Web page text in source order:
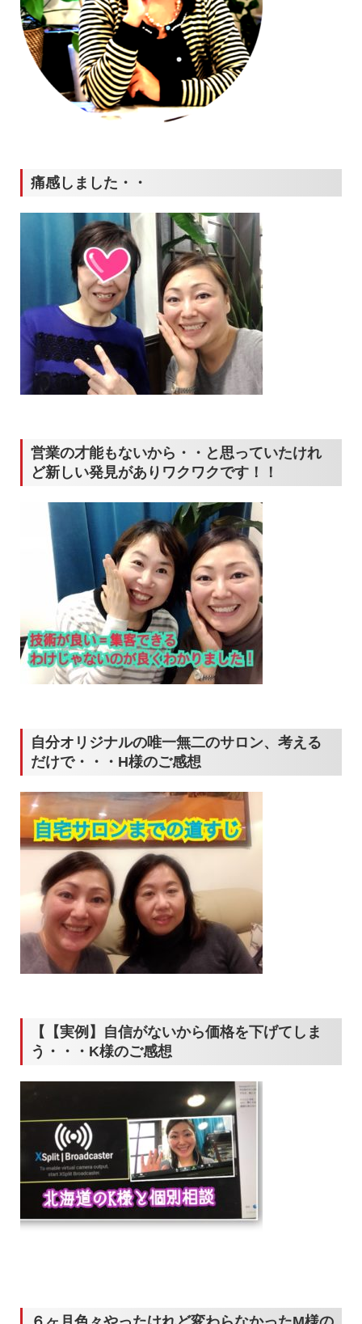
痛感しました・・
営業の才能もないから・・と思っていたけれ
ど新しい発見がありワクワクです！！
自分オリジナルの唯一無二のサロン、考える
だけで・・・H様のご感想
【【実例】自信がないから価格を下げてしま
う・・・K様のご感想